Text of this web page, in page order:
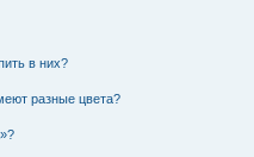
в них?
разные цвета?